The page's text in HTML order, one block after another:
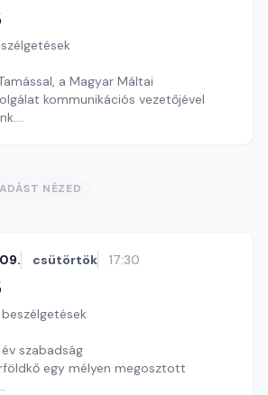
a Magyar Máltai
kommunikációs vezetőjével
NÉZED
csütörtök 17:30
szabadság
egy mélyen megosztott